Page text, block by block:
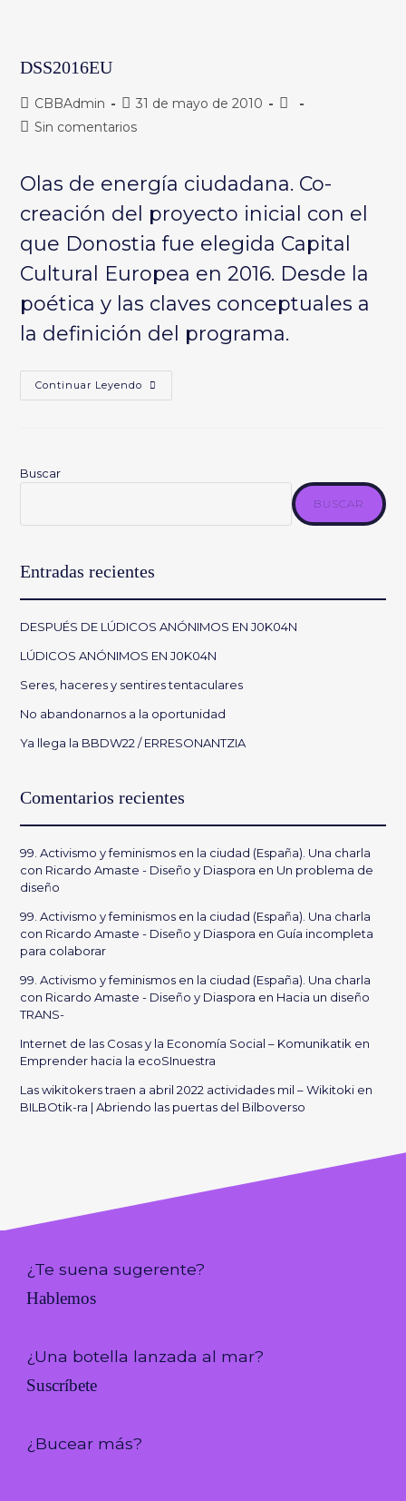
DSS2016EU
Autor
de
CBBAdmin
Publicación
de
31 de mayo de 2010
Categoría
Comentarios
entrada:
Sin comentarios
Olas de energía ciudadana. Co-
creación del proyecto inicial con el
que Donostia fue elegida Capital
Cultural Europea en 2016. Desde la
poética y las claves conceptuales a
la definición del programa.
Continuar Leyendo DSS2016EU
Buscar
BUSCAR
Entradas recientes
DESPUÉS DE LÚDICOS ANÓNIMOS EN J0K04N
LÚDICOS ANÓNIMOS EN J0K04N
Seres, haceres y sentires tentaculares
No abandonarnos a la oportunidad
Ya llega la BBDW22 / ERRESONANTZIA
Comentarios recientes
99. Activismo y feminismos en la ciudad (España). Una charla
con Ricardo Amaste - Diseño y Diaspora en Un problema de
diseño
99. Activismo y feminismos en la ciudad (España). Una charla
con Ricardo Amaste - Diseño y Diaspora en Guía incompleta
para colaborar
99. Activismo y feminismos en la ciudad (España). Una charla
con Ricardo Amaste - Diseño y Diaspora en Hacia un diseño
TRANS-
Internet de las Cosas y la Economía Social – Komunikatik en
Emprender hacia la ecoSInuestra
Las wikitokers traen a abril 2022 actividades mil – Wikitoki en
BILBOtik-ra | Abriendo las puertas del Bilboverso
¿Te suena sugerente?
Hablemos
¿Una botella lanzada al mar?
Suscríbete
¿Bucear más?